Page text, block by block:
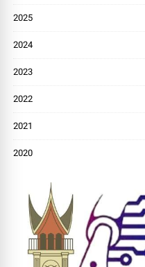
2025
2024
2023
2022
2021
2020